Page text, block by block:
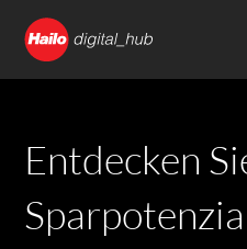
Entdecken